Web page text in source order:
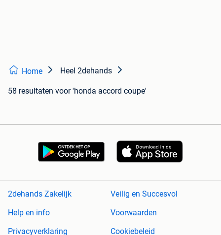
Home Heel 2dehands
58 resultaten voor 'honda accord coupe'
2dehands Zakelijk
Veilig en Succesvol
Help en info
Voorwaarden
Privacyverklaring
Cookiebeleid